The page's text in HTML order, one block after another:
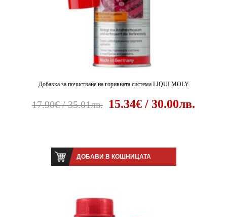
Добавка за почистване на горивната система LIQUI MOLY
17.90€ / 35.01лв. 15.34€ / 30.00лв.
ДОБАВИ В КОШНИЦАТА